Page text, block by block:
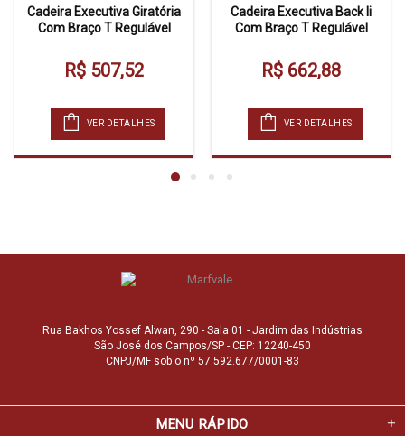
Cadeira Executiva Giratória
Com Braço T Regulável
R$ 507,52
VER DETALHES
Cadeira Executiva Back Ii
Com Braço T Regulável
R$ 662,88
VER DETALHES
Rua Bakhos Yossef Alwan, 290 - Sala 01 - Jardim das Indústrias
São José dos Campos/SP - CEP: 12240-450
CNPJ/MF sob o nº 57.592.677/0001-83
MENU RÁPIDO